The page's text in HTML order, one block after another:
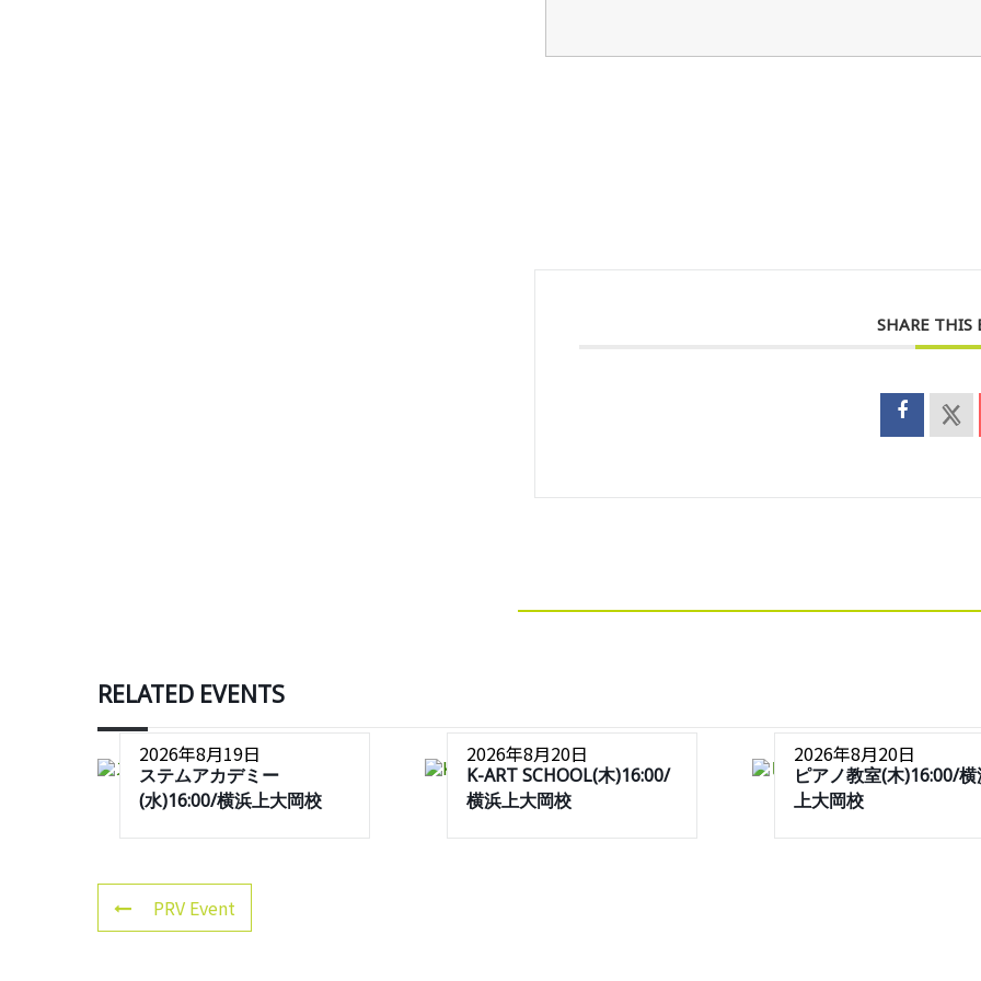
SHARE THIS
RELATED EVENTS
2026年8月19日
ステムアカデミー
(水)16:00/横浜上大岡校
2026年8月20日
K-ART SCHOOL(木)16:00/
横浜上大岡校
2026年8月20日
ピアノ教室(木)16:00/
上大岡校
PRV Event